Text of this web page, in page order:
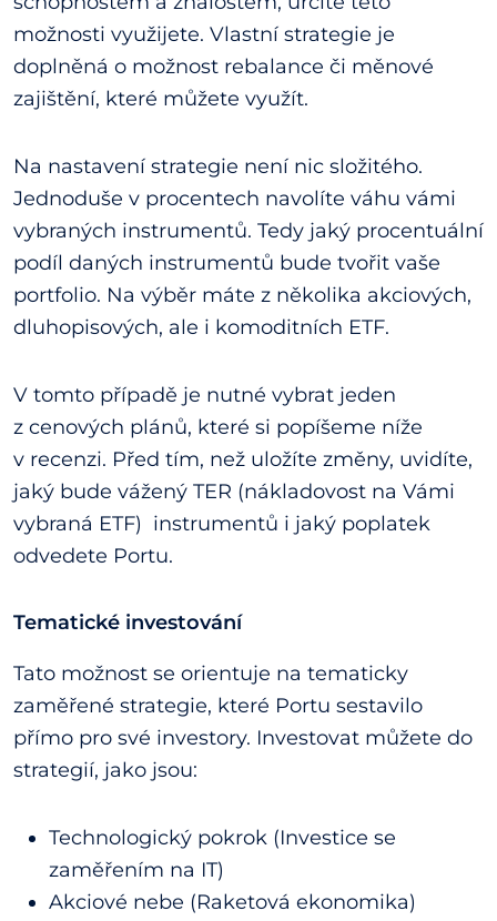
možnosti využijete. Vlastní strategie je
doplněná o možnost rebalance či měnové
zajištění, které můžete využít.
Na nastavení strategie není nic složitého.
Jednoduše v procentech navolíte váhu vámi
vybraných instrumentů. Tedy jaký procentuální
podíl daných instrumentů bude tvořit vaše
portfolio. Na výběr máte z několika akciových,
dluhopisových, ale i komoditních ETF.
V tomto případě je nutné vybrat jeden
z cenových plánů, které si popíšeme níže
v recenzi. Před tím, než uložíte změny, uvidíte,
jaký bude vážený TER (nákladovost na Vámi
vybraná ETF) instrumentů i jaký poplatek
odvedete Portu.
Tematické investování
Tato možnost se orientuje na tematicky
zaměřené strategie, které Portu sestavilo
přímo pro své investory. Investovat můžete do
strategií, jako jsou:
Technologický pokrok (Investice se
zaměřením na IT)
Akciové nebe (Raketová ekonomika)